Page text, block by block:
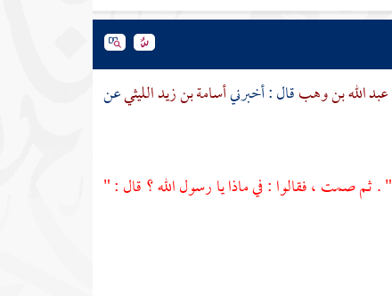
عبد الله بن وهبقال : أخبرنيأسامة بن زيد الليثيعن
" . ثم صمت ، فقالوا : في ماذا يا رسول الله ؟ قال : "